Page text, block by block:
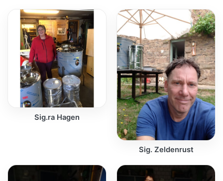
Sig.ra Hagen
Sig. Zeldenrust